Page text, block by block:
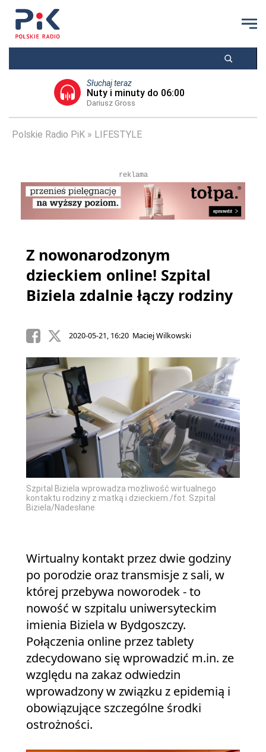
Słuchaj teraz
Nuty i minuty do 06:00
Dariusz Gross
Polskie Radio PiK LIFESTYLE
reklama
Z nowonarodzonym
dzieckiem online! Szpital
Biziela zdalnie łączy rodziny
2020-05-21, 16:20 Maciej Wilkowski
Szpital Biziela wprowadza możliwość wirtualnego
kontaktu rodziny z matką i dzieckiem./fot. Szpital
Biziela/Nadesłane
Wirtualny kontakt przez dwie godziny
po porodzie oraz transmisje z sali, w
której przebywa noworodek - to
nowość w szpitalu uniwersyteckim
imienia Biziela w Bydgoszczy.
Połączenia online przez tablety
zdecydowano się wprowadzić m.in. ze
względu na zakaz odwiedzin
wprowadzony w związku z epidemią i
obowiązujące szczególne środki
ostrożności.